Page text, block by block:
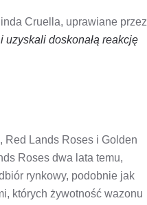
Cruella, uprawiane przez
uzyskali doskonałą reakcję
Red Lands Roses i Golden
Roses dwa lata temu,
rynkowy, podobnie jak
których żywotność wazonu